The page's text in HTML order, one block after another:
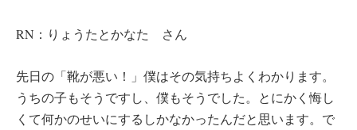
RN：りょうたとかなた さん
先日の「靴が悪い！」僕はその気持ちよくわかります。
うちの子もそうですし、僕もそうでした。とにかく悔し
くて何かのせいにするしかなかったんだと思います。で